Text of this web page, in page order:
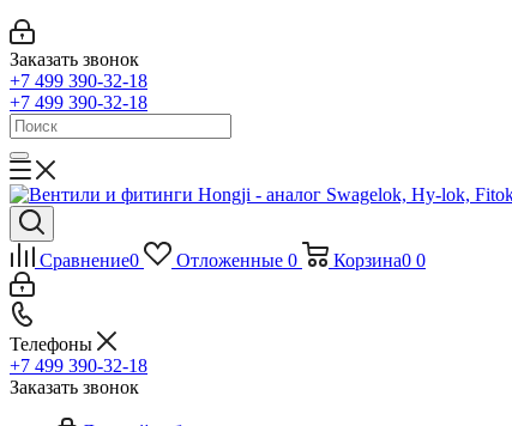
Заказать звонок
+7 499 390-32-18
+7 499 390-32-18
Сравнение0 Отложенные 0 Корзина0 0
Телефоны
+7 499 390-32-18
Заказать звонок